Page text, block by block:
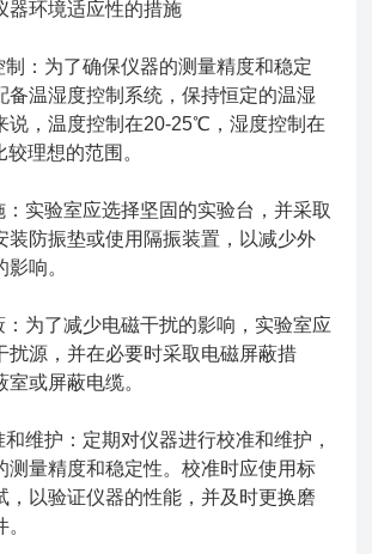
环境适应性的措施
为了确保仪器的测量精度和稳定
备温湿度控制系统，保持恒定的温湿
说，温度控制在20-25℃，湿度控制在
理想的范围。
验室应选择坚固的实验台，并采取
装防振垫或使用隔振装置，以减少外
响。
了减少电磁干扰的影响，实验室应
扰源，并在必要时采取电磁屏蔽措
或屏蔽电缆。
护：定期对仪器进行校准和维护，
测量精度和稳定性。校准时应使用标
，以验证仪器的性能，并及时更换磨